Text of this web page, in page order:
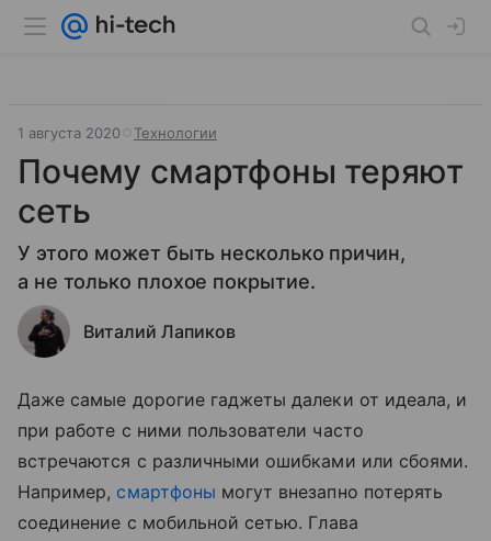
1 августа 2020 Технологии
Почему смартфоны теряют
сеть
У этого может быть несколько причин,
а не только плохое покрытие.
Виталий Лапиков
Даже самые дорогие гаджеты далеки от идеала, и
при работе с ними пользователи часто
встречаются с различными ошибками или сбоями.
Например, смартфоны могут внезапно потерять
соединение с мобильной сетью. Глава